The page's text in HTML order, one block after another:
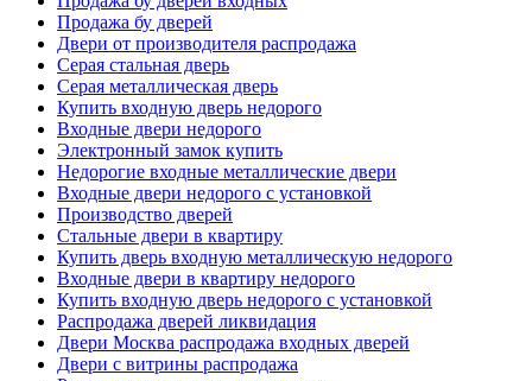
Продажа бу дверей
Двери от производителя распродажа
Серая стальная дверь
Серая металлическая дверь
Купить входную дверь недорого
Входные двери недорого
Электронный замок купить
Недорогие входные металлические двери
Входные двери недорого с установкой
Производство дверей
Стальные двери в квартиру
Купить дверь входную металлическую недорого
Входные двери в квартиру недорого
Купить входную дверь недорого с установкой
Распродажа дверей ликвидация
Двери Москва распродажа входных дверей
Двери с витрины распродажа